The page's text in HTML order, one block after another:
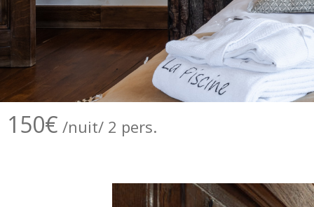
150€ /nuit/ 2 pers.